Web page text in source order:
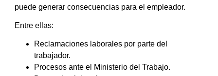
puede generar consecuencias para el empleador.
Entre ellas:
Reclamaciones laborales por parte del
trabajador.
Procesos ante el Ministerio del Trabajo.